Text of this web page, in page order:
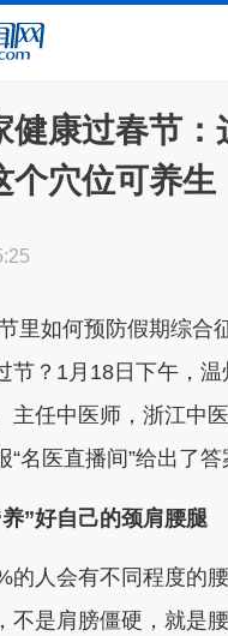
健康过春节：
个穴位可养生
如何预防假期综合
节？1月18日下午，
主任中医师，浙江中
名医直播间”给出了答
”好自己的颈肩腰腿
人会有不同程度的
不是肩膀僵硬，就是